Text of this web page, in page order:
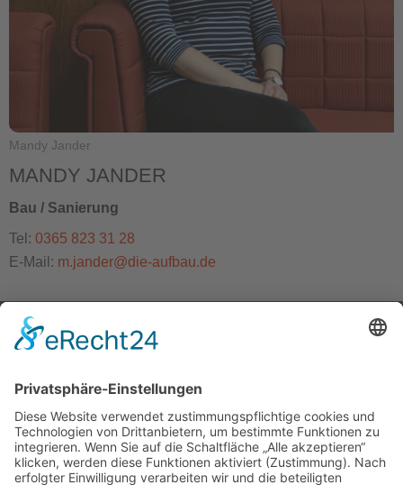
Mandy Jander
MANDY JANDER
Bau / Sanierung
Tel: 0365 823 31 28
E-Mail: m.jander@die-aufbau.de
FÜR SIE ERREICHBAR!
0365/823310
Öffnungszeiten Geschäftsstelle Gera, Goethestr. 6
Mo, Mi, Do
09-12 Uhr und 13-16 Uhr